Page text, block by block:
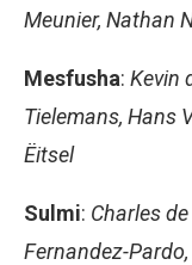
Meunier, Nathan
Mesfusha: Kevin
Tielemans, Hans
Ëitsel
Sulmi: Charles
Fernandez-